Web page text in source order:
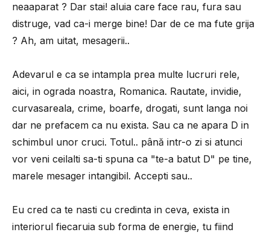
neaaparat ? Dar stai! aluia care face rau, fura sau
distruge, vad ca-i merge bine! Dar de ce ma fute grija
? Ah, am uitat, mesagerii..
Adevarul e ca se intampla prea multe lucruri rele,
aici, in ograda noastra, Romanica. Rautate, invidie,
curvasareala, crime, boarfe, drogati, sunt langa noi
dar ne prefacem ca nu exista. Sau ca ne apara D in
schimbul unor cruci. Totul.. până intr-o zi si atunci
vor veni ceilalti sa-ti spuna ca "te-a batut D" pe tine,
marele mesager intangibil. Accepti sau..
Eu cred ca te nasti cu credinta in ceva, exista in
interiorul fiecaruia sub forma de energie, tu fiind